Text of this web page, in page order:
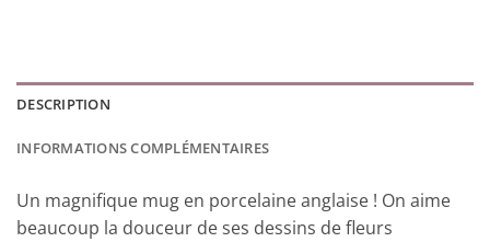
DESCRIPTION
INFORMATIONS COMPLÉMENTAIRES
Un magnifique mug en porcelaine anglaise ! On aime
beaucoup la douceur de ses dessins de fleurs